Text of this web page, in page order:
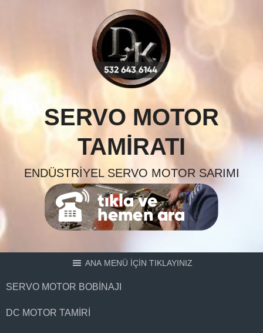
SERVO MOTOR
TAMIRATI
ENDÜSTRIYEL SERVO MOTOR SARIMI
ANA MENÜ İÇİN TIKLAYINIZ
SERVO MOTOR BOBINAJI
DC MOTOR TAMIRI